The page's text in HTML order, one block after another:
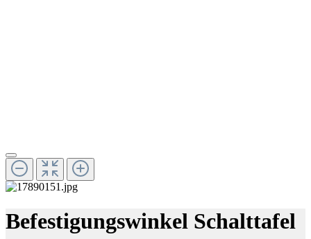
Befestigungswinkel Schalttafel